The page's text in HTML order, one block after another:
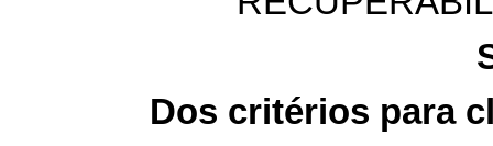
Dos critérios para